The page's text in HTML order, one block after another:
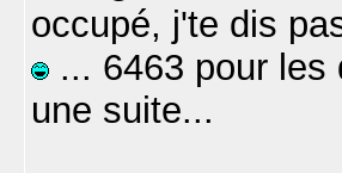
occupé, j'te dis
... 6463 pour les
une suite...